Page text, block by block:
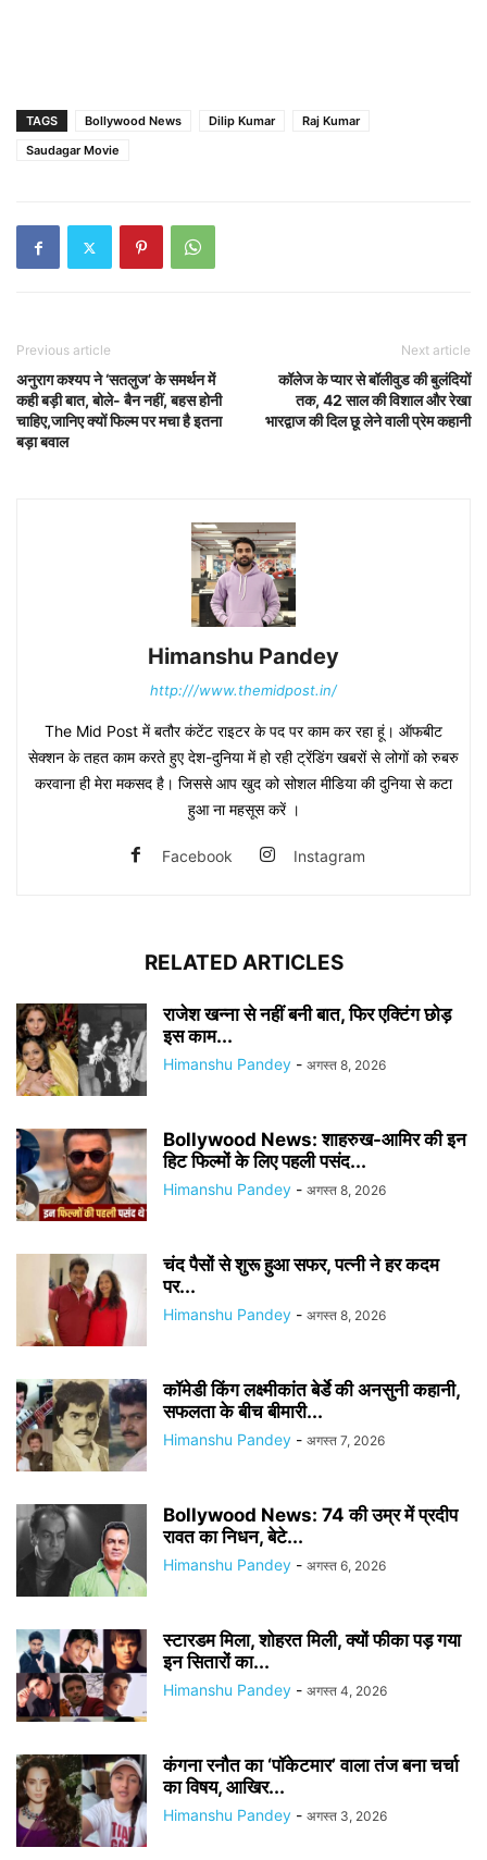
TAGS Bollywood News Dilip Kumar
Raj Kumar
Saudagar Movie
Previous article
अनुराग कश्यप ने ‘सतलुज’ के समर्थन में
कही बड़ी बात, बोले- बैन नहीं, बहस होनी
चाहिए,जानिए क्यों फिल्म पर मचा है इतना
बड़ा बवाल
Next article
कॉलेज के प्यार से बॉलीवुड की बुलंदियों
तक, 42 साल की विशाल और रेखा
भारद्वाज की दिल छू लेने वाली प्रेम कहानी
Himanshu Pandey
http:///www.themidpost.in/
The Mid Post में बतौर कंटेंट राइटर के पद पर काम कर रहा हूं। ऑफबीट
सेक्शन के तहत काम करते हुए देश-दुनिया में हो रही ट्रेंडिंग खबरों से लोगों को रुबरु
करवाना ही मेरा मकसद है। जिससे आप खुद को सोशल मीडिया की दुनिया से कटा
हुआ ना महसूस करें ।
Facebook Instagram
RELATED ARTICLES
राजेश खन्ना से नहीं बनी बात, फिर एक्टिंग छोड़
इस काम...
Himanshu Pandey - अगस्त 8, 2026
Bollywood News: शाहरुख-आमिर की इन
हिट फिल्मों के लिए पहली पसंद...
Himanshu Pandey - अगस्त 8, 2026
चंद पैसों से शुरू हुआ सफर, पत्नी ने हर कदम
पर...
Himanshu Pandey - अगस्त 8, 2026
कॉमेडी किंग लक्ष्मीकांत बेर्डे की अनसुनी कहानी,
सफलता के बीच बीमारी...
Himanshu Pandey - अगस्त 7, 2026
Bollywood News: 74 की उम्र में प्रदीप
रावत का निधन, बेटे...
Himanshu Pandey - अगस्त 6, 2026
स्टारडम मिला, शोहरत मिली, क्यों फीका पड़ गया
इन सितारों का...
Himanshu Pandey - अगस्त 4, 2026
कंगना रनौत का ‘पॉकेटमार’ वाला तंज बना चर्चा
का विषय, आखिर...
Himanshu Pandey - अगस्त 3, 2026